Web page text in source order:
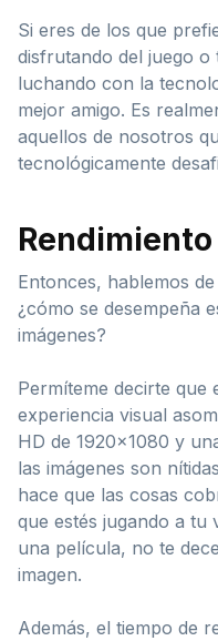
Si eres de los que
disfrutando del juego o
luchando con la
mejor amigo. Es
aquellos de nosotros
tecnológicamente
Entonces, hablemos
¿cómo se desempeña
imágenes?
Permíteme decirte que
experiencia visual
HD de 1920×1080 y
las imágenes son
hace que las cosas
que estés jugando a tu
una película, no te
imagen.
Además, el tiempo de